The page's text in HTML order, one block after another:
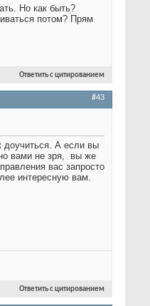
Но как быть?
потом? Прям
Ответить с цитированием
#43
доучиться. А если вы
вами не зря,
вы же
вас запросто
интересную вам.
Ответить с цитированием